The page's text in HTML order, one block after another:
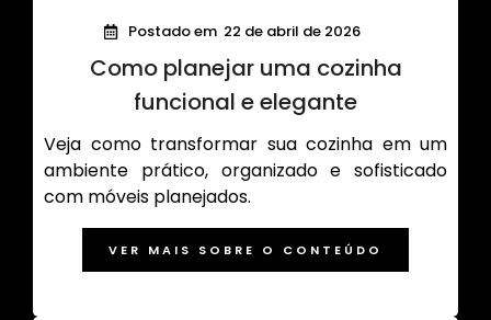
Postado em 22 de abril de 2026
Como planejar uma cozinha
funcional e elegante
Veja como transformar sua cozinha em um
ambiente prático, organizado e sofisticado
com móveis planejados.
VER MAIS SOBRE O CONTEÚDO